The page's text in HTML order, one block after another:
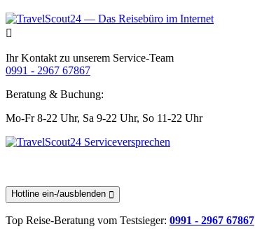
Ihr Kontakt zu unserem Service-Team
0991 - 2967 67867
Beratung & Buchung:
Mo-Fr 8-22 Uhr, Sa 9-22 Uhr, So 11-22 Uhr
Hotline ein-/ausblenden
Top Reise-Beratung vom Testsieger: 0991 - 2967 67867